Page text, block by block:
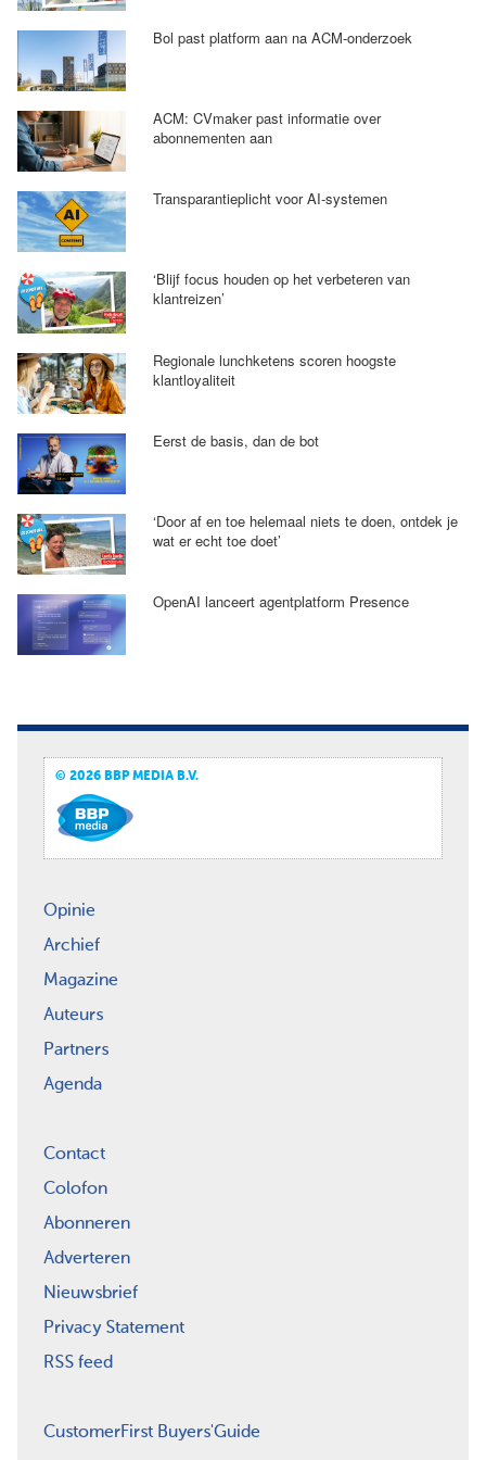
Bol past platform aan na ACM-onderzoek
ACM: CVmaker past informatie over
abonnementen aan
Transparantieplicht voor AI-systemen
‘Blijf focus houden op het verbeteren van
klantreizen’
Regionale lunchketens scoren hoogste
klantloyaliteit
Eerst de basis, dan de bot
‘Door af en toe helemaal niets te doen, ontdek je
wat er echt toe doet’
OpenAI lanceert agentplatform Presence
© 2026 BBP MEDIA B.V.
Opinie
Archief
Magazine
Auteurs
Partners
Agenda
Contact
Colofon
Abonneren
Adverteren
Nieuwsbrief
Privacy Statement
RSS feed
CustomerFirst Buyers'Guide